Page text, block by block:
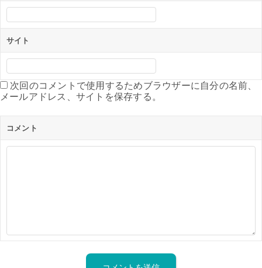
サイト
次回のコメントで使用するためブラウザーに自分の名前、
メールアドレス、サイトを保存する。
コメント